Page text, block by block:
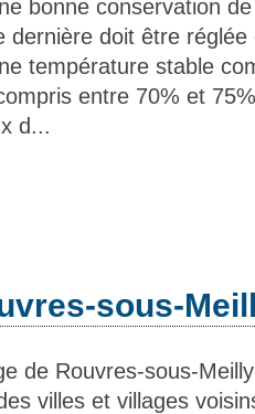
bonne conservation
dernière doit être réglée
température stable
entre 70% et
d...
sous-
de Rouvres-sous-
villes et villages